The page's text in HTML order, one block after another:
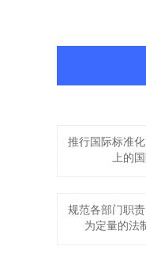
推行国际标准
上的
规范各部门职
为定量的法